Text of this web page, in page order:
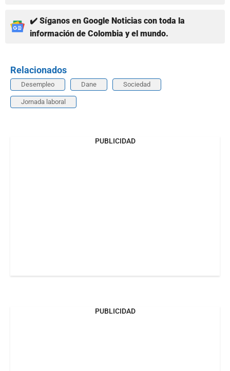
✔️ Síganos en Google Noticias con toda la
información de Colombia y el mundo.
Relacionados
Desempleo Dane Sociedad
Jornada laboral
PUBLICIDAD
PUBLICIDAD